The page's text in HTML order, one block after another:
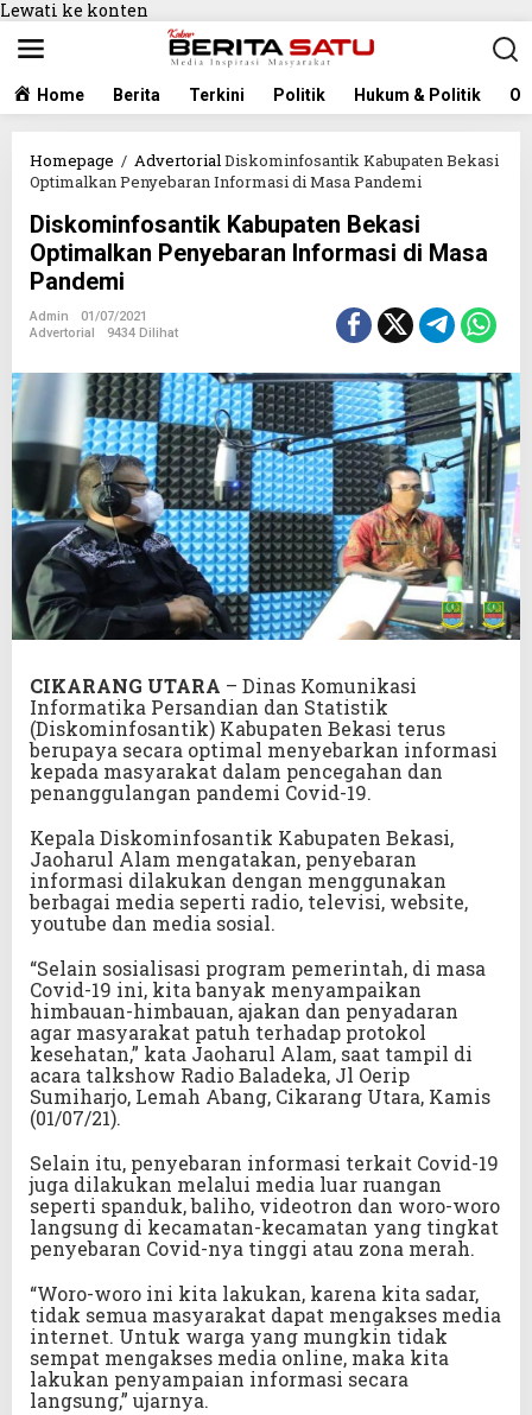
Lewati ke konten
Home Berita Terkini Politik Hukum & Politik
Homepage / AdvertorialDiskominfosantik Kabupaten Bekasi
Optimalkan Penyebaran Informasi di Masa Pandemi
Diskominfosantik Kabupaten Bekasi
Optimalkan Penyebaran Informasi di Masa
Pandemi
Admin
01/07/2021
Advertorial
9434 Dilihat
CIKARANG UTARA – Dinas Komunikasi
Informatika Persandian dan Statistik
(Diskominfosantik) Kabupaten Bekasi terus
berupaya secara optimal menyebarkan informasi
kepada masyarakat dalam pencegahan dan
penanggulangan pandemi Covid-19.
Kepala Diskominfosantik Kabupaten Bekasi,
Jaoharul Alam mengatakan, penyebaran
informasi dilakukan dengan menggunakan
berbagai media seperti radio, televisi, website,
youtube dan media sosial.
“Selain sosialisasi program pemerintah, di masa
Covid-19 ini, kita banyak menyampaikan
himbauan-himbauan, ajakan dan penyadaran
agar masyarakat patuh terhadap protokol
kesehatan,” kata Jaoharul Alam, saat tampil di
acara talkshow Radio Baladeka, Jl Oerip
Sumiharjo, Lemah Abang, Cikarang Utara, Kamis
(01/07/21).
Selain itu, penyebaran informasi terkait Covid-19
juga dilakukan melalui media luar ruangan
seperti spanduk, baliho, videotron dan woro-woro
langsung di kecamatan-kecamatan yang tingkat
penyebaran Covid-nya tinggi atau zona merah.
“Woro-woro ini kita lakukan, karena kita sadar,
tidak semua masyarakat dapat mengakses media
internet. Untuk warga yang mungkin tidak
sempat mengakses media online, maka kita
lakukan penyampaian informasi secara
langsung,” ujarnya.